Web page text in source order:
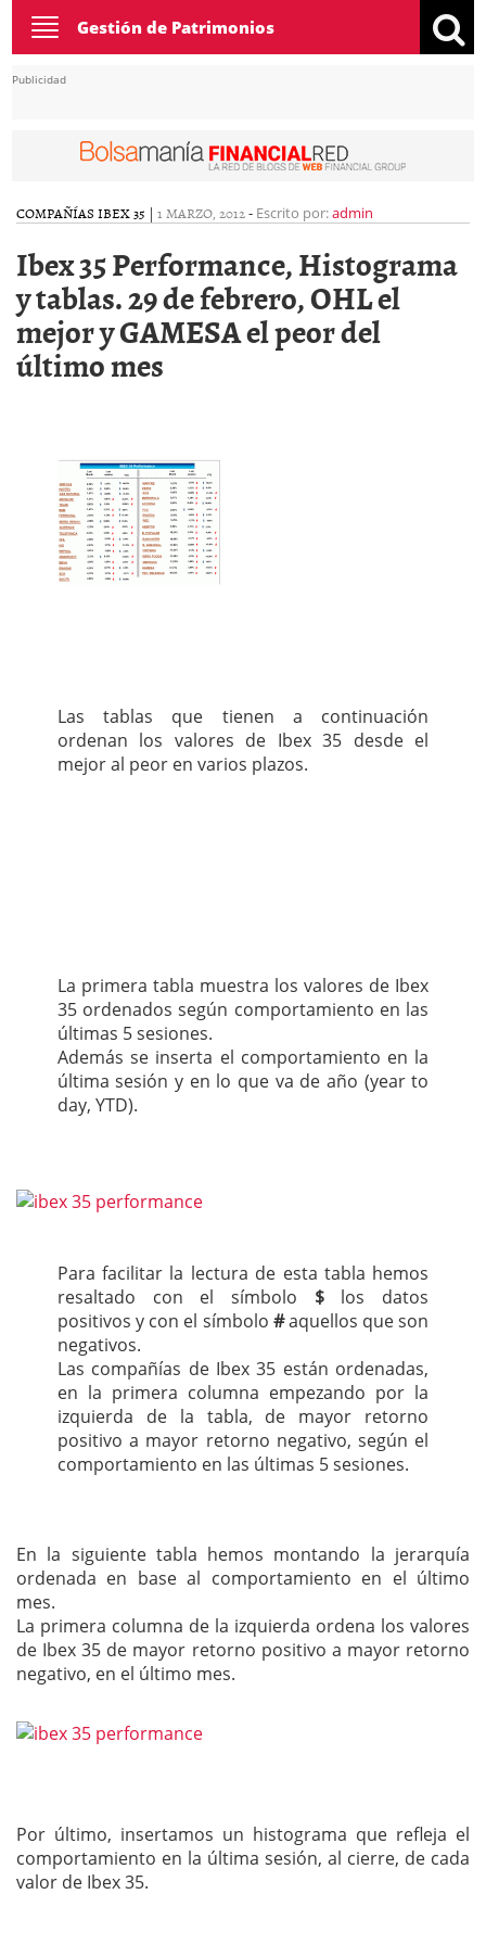
Toggle
navigation
Gestión de Patrimonios
Publicidad
COMPAÑÍAS IBEX 35 | 1 MARZO, 2012- Escrito por:admin
Ibex 35 Performance, Histograma
y tablas. 29 de febrero, OHL el
mejor y GAMESA el peor del
último mes
Las tablas que tienen a continuación
ordenan los valores de Ibex 35 desde el
mejor al peor en varios plazos.
La primera tabla muestra los valores de Ibex
35 ordenados según comportamiento en las
últimas 5 sesiones.
Además se inserta el comportamiento en la
última sesión y en lo que va de año (year to
day, YTD).
Para facilitar la lectura de esta tabla hemos
resaltado con el símbolo $los datos
positivos y con el símbolo #aquellos que son
negativos.
Las compañías de Ibex 35 están ordenadas,
en la primera columna empezando por la
izquierda de la tabla, de mayor retorno
positivo a mayor retorno negativo, según el
comportamiento en las últimas 5 sesiones.
En la siguiente tabla hemos montando la jerarquía
ordenada en base al comportamiento en el último
mes.
La primera columna de la izquierda ordena los valores
de Ibex 35 de mayor retorno positivo a mayor retorno
negativo, en el último mes.
Por último, insertamos un histograma que refleja el
comportamiento en la última sesión, al cierre, de cada
valor de Ibex 35.